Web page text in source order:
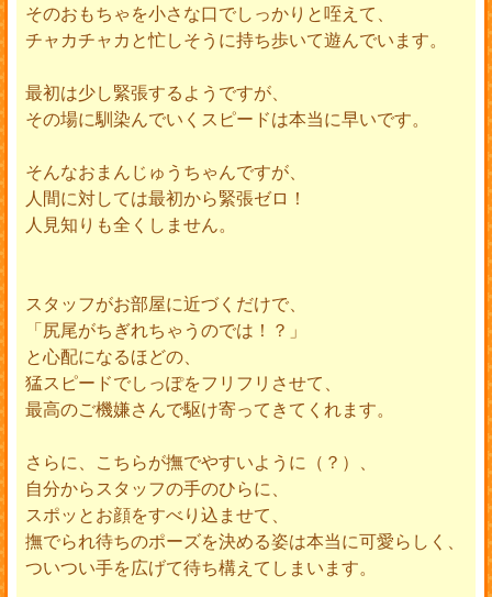
そのおもちゃを小さな口でしっかりと咥えて、
チャカチャカと忙しそうに持ち歩いて遊んでいます。
最初は少し緊張するようですが、
その場に馴染んでいくスピードは本当に早いです。
そんなおまんじゅうちゃんですが、
人間に対しては最初から緊張ゼロ！
人見知りも全くしません。
スタッフがお部屋に近づくだけで、
「尻尾がちぎれちゃうのでは！？」
と心配になるほどの、
猛スピードでしっぽをフリフリさせて、
最高のご機嫌さんで駆け寄ってきてくれます。
さらに、こちらが撫でやすいように（？）、
自分からスタッフの手のひらに、
スポッとお顔をすべり込ませて、
撫でられ待ちのポーズを決める姿は本当に可愛らしく、
ついつい手を広げて待ち構えてしまいます。